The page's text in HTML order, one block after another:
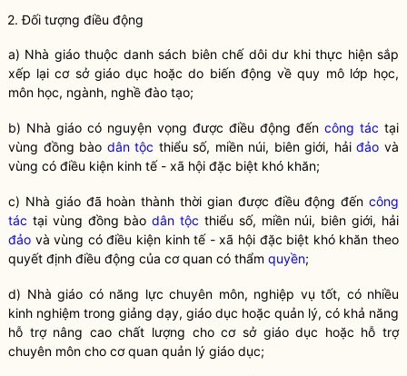
2. Đối tượng điều động
a) Nhà giáo thuộc danh sách biên chế dôi dư khi thực hiện sắp
xếp lại cơ sở giáo dục hoặc do biến động về quy mô lớp học,
môn học, ngành, nghề đào tạo;
b) Nhà giáo có nguyện vọng được điều động đến công tác tại
vùng đồng bào dân tộc thiểu số, miền núi, biên giới, hảiđảo và
vùng có điều kiện kinh tế - xã hội đặc biệt khó khăn;
c) Nhà giáo đã hoàn thành thời gian được điều động đến công
tác tại vùng đồng bàodân tộc thiểu số, miền núi, biên giới, hải
đảo và vùng có điều kiện kinh tế - xã hội đặc biệt khó khăn theo
quyết định điều động của cơ quan có thẩm quyền;
d) Nhà giáo có năng lực chuyên môn, nghiệp vụ tốt, có nhiều
kinh nghiệm trong giảng dạy, giáo dục hoặc quản lý, có khả năng
hỗ trợ nâng cao chất lượng cho cơ sở giáo dục hoặc hỗ trợ
chuyên môn cho cơ quan quản lý giáo dục;